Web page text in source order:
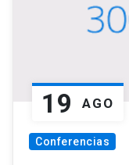
19 AGO
Conferencias